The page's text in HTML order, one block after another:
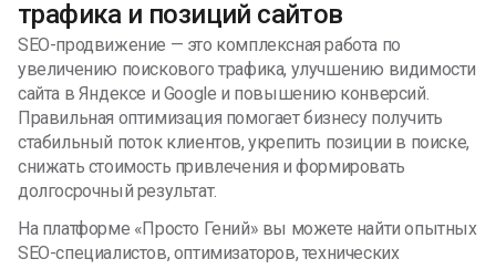
трафика и позиций сайтов
SEO-продвижение — это комплексная работа по
увеличению поискового трафика, улучшению видимости
сайта в Яндексе и Google и повышению конверсий.
Правильная оптимизация помогает бизнесу получить
стабильный поток клиентов, укрепить позиции в поиске,
снижать стоимость привлечения и формировать
долгосрочный результат.
На платформе «Просто Гений» вы можете найти опытных
SEO-специалистов, оптимизаторов, технических